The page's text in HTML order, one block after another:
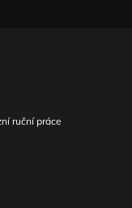
ruční práce